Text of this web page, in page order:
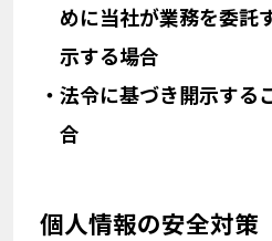
めに当社が業務を委託
示する場合
・ 法令に基づき開示する
合
個人情報の安全対策